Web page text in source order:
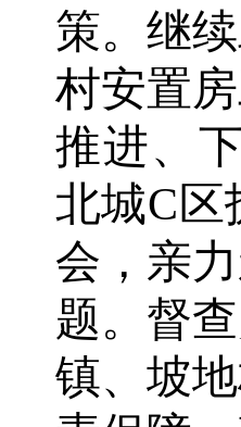
策。继
村安置
推进、
北城C区
会，亲
题。督
镇、坡